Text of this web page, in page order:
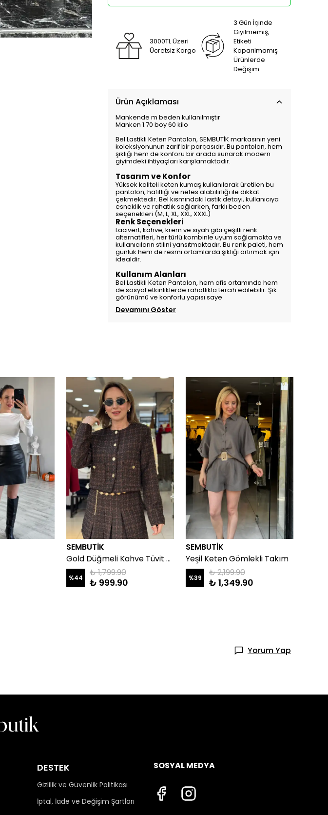
3000TL Üzeri
Ücretsiz Kargo
3 Gün İçinde
Giyilmemiş,
Etiketi
Koparılmamış
Ürünlerde
Değişim
Ürün Açıklaması
Mankende m beden kullanılmıştır
Manken 1.70 boy 60 kilo
Bel Lastikli Keten Pantolon, SEMBUTİK markasının yeni
koleksiyonunun zarif bir parçasıdır. Bu pantolon, hem
şıklığı hem de konforu bir arada sunarak modern
giyimdeki ihtiyaçları karşılamaktadır.
Tasarım ve Konfor
Yüksek kaliteli keten kumaş kullanılarak üretilen bu
pantolon, hafifliği ve nefes alabilirliği ile dikkat
çekmektedir. Bel kısmındaki lastik detayı, kullanıcıya
esneklik ve rahatlık sağlarken, farklı beden
seçenekleri (M, L, XL, XXL, XXXL)
Renk Seçenekleri
Lacivert, kahve, krem ve siyah gibi çeşitli renk
alternatifleri, her türlü kombinle uyum sağlamakta ve
kullanıcıların stilini yansıtmaktadır. Bu renk paleti, hem
günlük hem de resmi ortamlarda şıklığı artırmak için
idealdir.
Kullanım Alanları
Bel Lastikli Keten Pantolon, hem ofis ortamında hem
de sosyal etkinliklerde rahatlıkla tercih edilebilir. Şık
görünümü ve konforlu yapısı saye
Devamını Göster
SEMBUTİK
Gold Düğmeli Kahve Tüvit Ceket
%44 ₺ 1,799.90
₺ 999.90
SEMBUTİK
Yeşil Keten Gömlekli Takım
%39 ₺ 2,199.90
₺ 1,349.90
Yorum Yap
DESTEK
Gizlilik ve Güvenlik Politikası
İptal, İade ve Değişim Şartları
SOSYAL MEDYA